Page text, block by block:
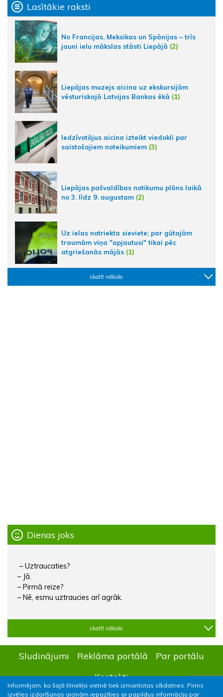
Informējam, ka šajā tīmekļa vietnē tiek izmantotas sīkdatnes. Pirms
izvēles izdarīšanas aicinām iepazīties ar papildus informāciju par
Lasītākie raksti
No Francijas, Meksikas un Spānijas – trīs
jauni ielu mākslas stāsti Liepājā (2)
Liepājas muzejs aicina uz ekskursijām
vēsturiskajā Latvijas Bankas ēkā (1)
Iedzīvotājus aicina izteikt viedokli par
saistošajiem noteikumiem (3)
Liepājas pašvaldības notikumu plāns laikā
no 3. līdz 9. augustam (2)
Uz ielas notriekta sieviete; par gūtajām
traumām viņa "apjautusi" tikai pēc
atgriešanās mājās (1)
skatīt nākošo
Dienas joks
– Uztraucaties?
– Jā.
– Pirmā reize?
– Nē, esmu uztraucies arī agrāk.
skatīt nākošo
Sludinājumi Reklāma portālā
Par portālu
Kontakti